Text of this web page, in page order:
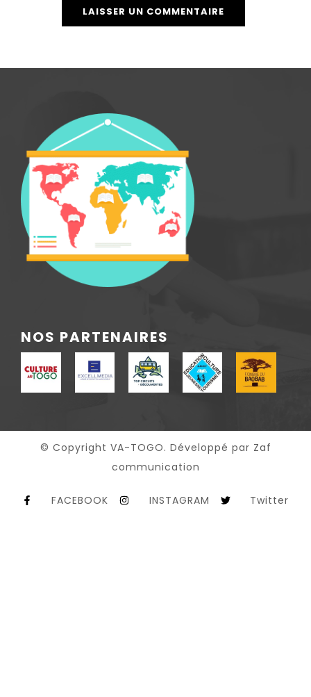
NOS PARTENAIRES
© Copyright VA-TOGO. Développé par Zaf
communication
FACEBOOK INSTAGRAM Twitter